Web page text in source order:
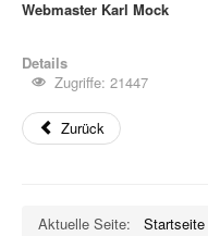
Webmaster Karl Mock
Details
Zugriffe: 21447
Zurück
Aktuelle Seite: Startseite